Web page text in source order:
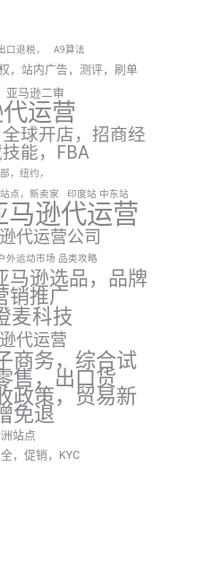
口退税， A9算法
，站内广告，测评，刷单
亚马逊二审
运营
球开店，招商经
能，FBA
，纽约，
点，新卖家
印度站 中东站
马逊代运营
代运营公司
外运动市场 品类攻略
马逊选品，品牌
销推广
麦科技
代运营
商务，综合试
售，出口货
政策，贸易新
免退
站点
，促销，KYC